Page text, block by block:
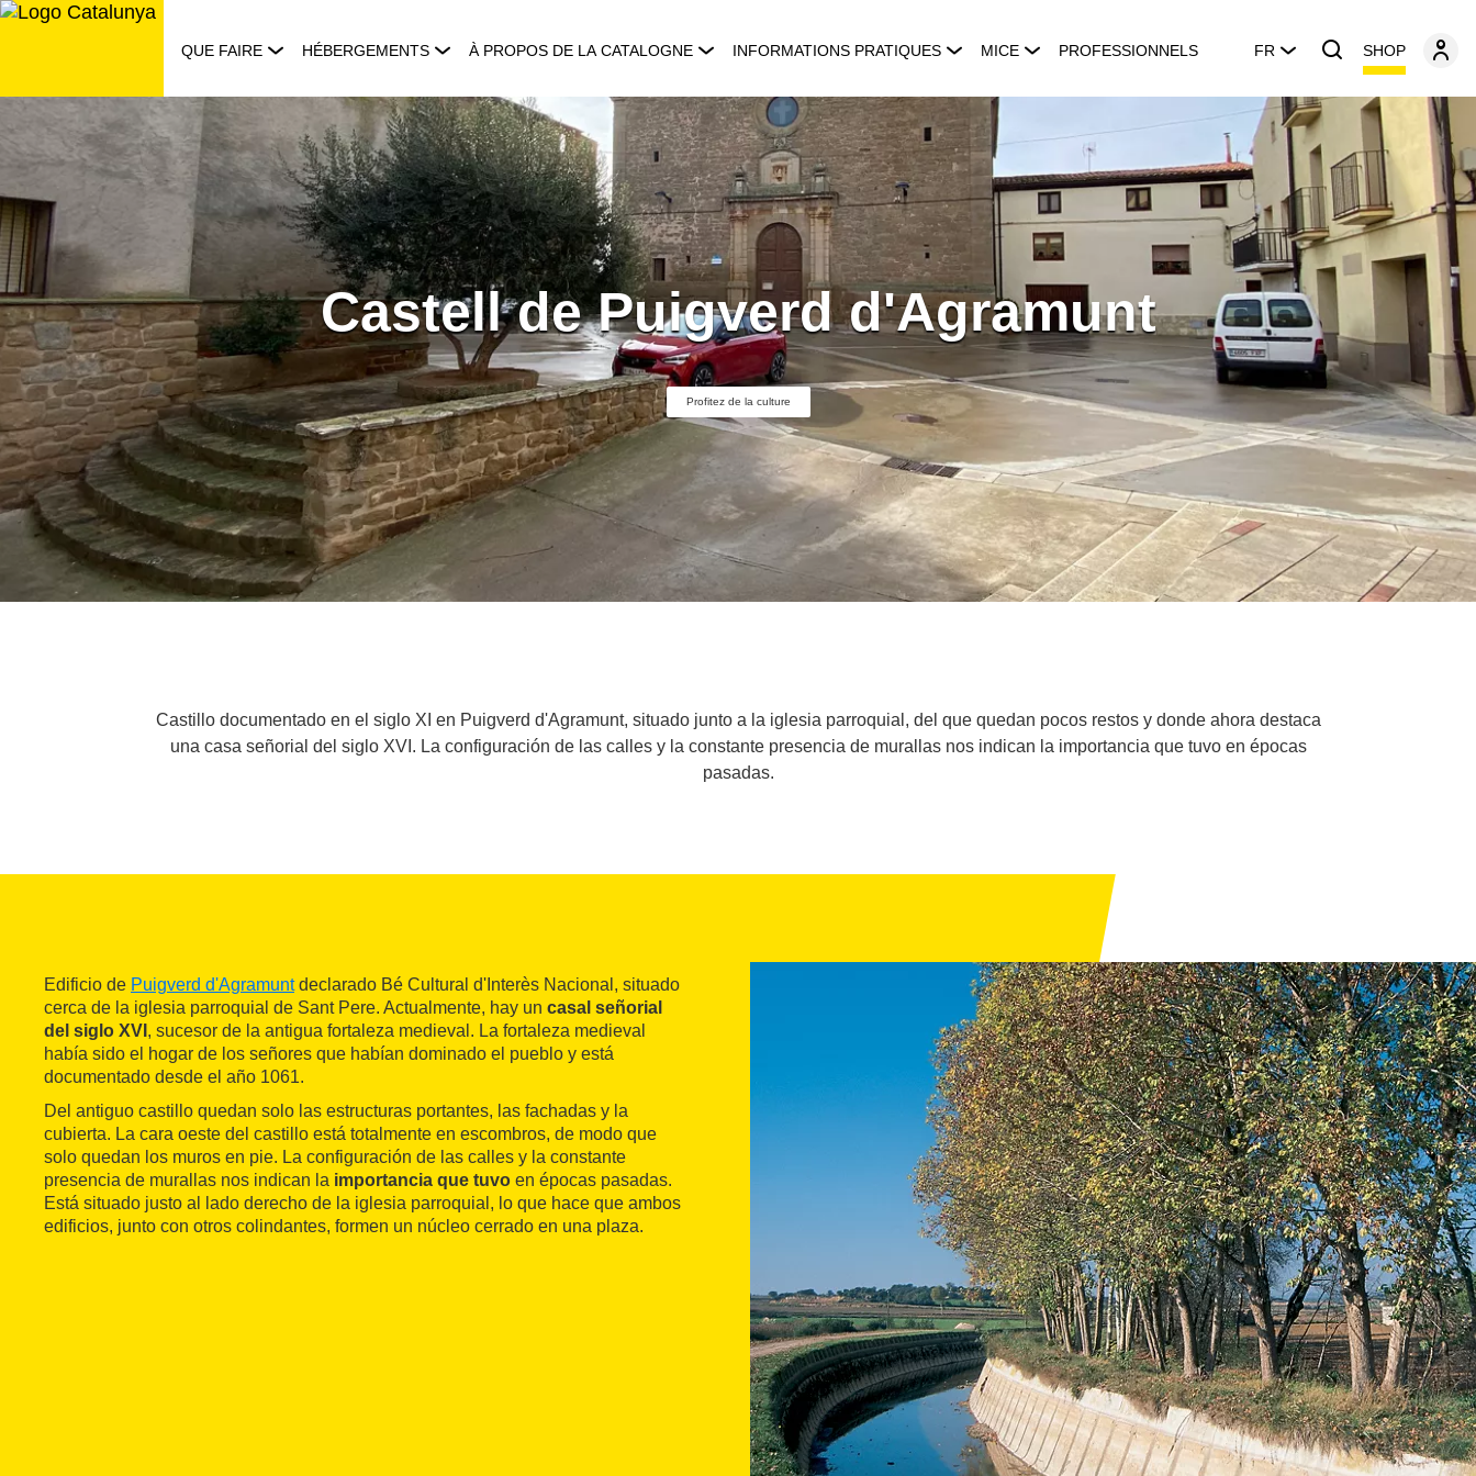
Aller
QUE FAIRE HÉBERGEMENTS À PROPOS DE LA CATALOGNE INFORMATIONS PRATIQUES MICE PROFESSIONNELS FR SHOP
Castell de Puigverd d'Agramunt
Profitez de la culture
Castillo documentado en el siglo XI en Puigverd d'Agramunt, situado junto a la iglesia parroquial, del que quedan pocos restos y donde ahora destaca
una casa señorial del siglo XVI. La configuración de las calles y la constante presencia de murallas nos indican la importancia que tuvo en épocas
pasadas.
Edificio de Puigverd d'Agramuntdeclarado Bé Cultural d'Interès Nacional, situado
cerca de la iglesia parroquial de Sant Pere. Actualmente, hay un casal señorial
del siglo XVI , sucesor de la antigua fortaleza medieval. La fortaleza medieval
había sido el hogar de los señores que habían dominado el pueblo y está
documentado desde el año 1061.
Del antiguo castillo quedan solo las estructuras portantes, las fachadas y la
cubierta. La cara oeste del castillo está totalmente en escombros, de modo que
solo quedan los muros en pie. La configuración de las calles y la constante
presencia de murallas nos indican la importancia que tuvo en épocas pasadas.
Está situado justo al lado derecho de la iglesia parroquial, lo que hace que ambos
edificios, junto con otros colindantes, formen un núcleo cerrado en una plaza.